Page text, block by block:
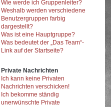
Wie werde ich Gruppenleiter?
Weshalb werden verschiedene
Benutzergruppen farbig
dargestellt?
Was ist eine Hauptgruppe?
Was bedeutet der „Das Team“-
Link auf der Startseite?
Private Nachrichten
Ich kann keine Privaten
Nachrichten verschicken!
Ich bekomme ständig
unerwünschte Private